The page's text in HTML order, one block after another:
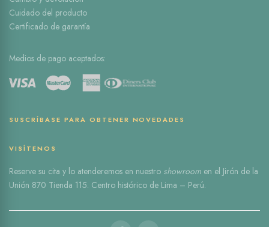
Cuidado del producto
Certificado de garantía
Medios de pago aceptados:
SUSCRÍBASE PARA OBTENER NOVEDADES
VISÍTENOS
Reserve su cita y lo atenderemos en nuestro showroom en el Jirón de la
Unión 870 Tienda 115. Centro histórico de Lima – Perú.